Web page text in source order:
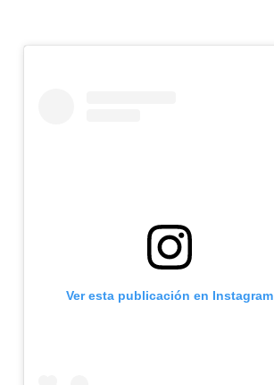
Ver esta publicación en Instagram